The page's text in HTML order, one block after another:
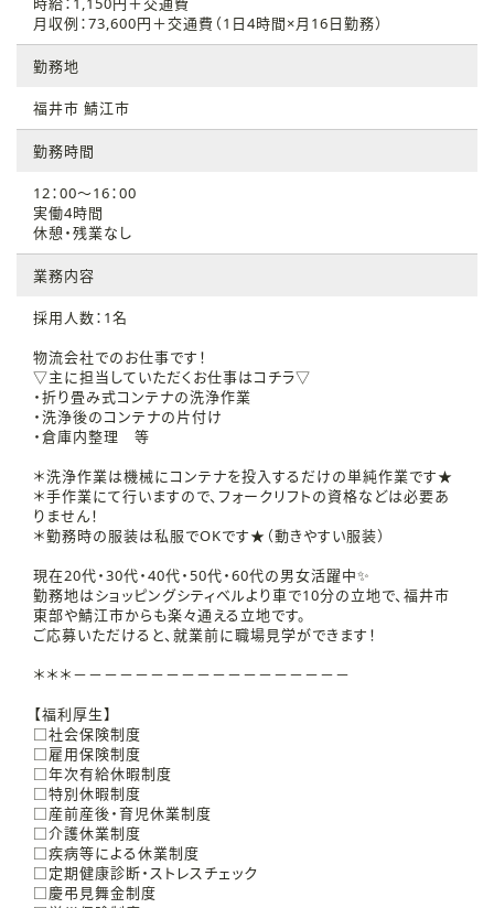
月収例：73,600円＋交通費（1日4時間×月16日勤務）
勤務地
福井市 鯖江市
勤務時間
12：00～16：00
実働4時間
休憩・残業なし
業務内容
採用人数：1名
物流会社でのお仕事です！
▽主に担当していただくお仕事はコチラ▽
・折り畳み式コンテナの洗浄作業
・洗浄後のコンテナの片付け
・倉庫内整理 等
＊洗浄作業は機械にコンテナを投入するだけの単純作業です★
＊手作業にて行いますので、フォークリフトの資格などは必要あ
りません！
＊勤務時の服装は私服でOKです★（動きやすい服装）
現在20代・30代・40代・50代・60代の男女活躍中✨
勤務地はショッピングシティベルより車で10分の立地で、福井市
東部や鯖江市からも楽々通える立地です。
ご応募いただけると、就業前に職場見学ができます！
＊＊＊－－－－－－－－－－－－－－－－－－
【福利厚生】
□社会保険制度
□雇用保険制度
□年次有給休暇制度
□特別休暇制度
□産前産後・育児休業制度
□介護休業制度
□疾病等による休業制度
□定期健康診断・ストレスチェック
□慶弔見舞金制度